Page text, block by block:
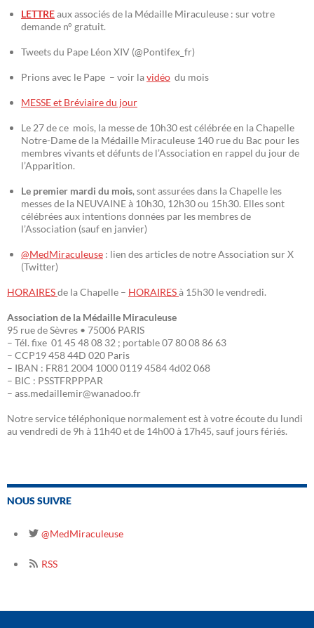
LETTREaux associés de la Médaille Miraculeuse : sur votre
demande n° gratuit.
Tweets du Pape Léon XIV (@Pontifex_fr)
Prions avec le Pape – voir lavidéo du mois
MESSE et Bréviaire du jour
Le 27 de ce mois, la messe de 10h30 est célébrée en la Chapelle
Notre-Dame de la Médaille Miraculeuse 140 rue du Bac pour les
membres vivants et défunts de l’Association en rappel du jour de
l’Apparition.
Le premier mardi du mois, sont assurées dans la Chapelle les
messes de la NEUVAINE à 10h30, 12h30 ou 15h30. Elles sont
célébrées aux intentions données par les membres de
l’Association (sauf en janvier)
@MedMiraculeuse : lien des articles de notre Association sur X
(Twitter)
HORAIRESde la Chapelle – HORAIRESà 15h30 le vendredi.
Association de la Médaille Miraculeuse
95 rue de Sèvres • 75006 PARIS
– Tél. fixe 01 45 48 08 32 ; portable 07 80 08 86 63
– CCP19 458 44D 020 Paris
– IBAN : FR81 2004 1000 0119 4584 4d02 068
– BIC : PSSTFRPPPAR
– ass.medaillemir@wanadoo.fr
Notre service téléphonique normalement est à votre écoute du lundi
au vendredi de 9h à 11h40 et de 14h00 à 17h45, sauf jours fériés.
NOUS SUIVRE
@MedMiraculeuse
RSS